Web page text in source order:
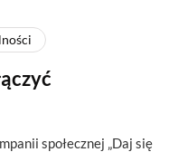
społecznej „Daj się